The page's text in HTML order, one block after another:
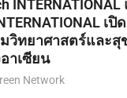
INTERNATIONAL
เปิ
วิทยาศาสตร์และสุ
าเซียน
Network